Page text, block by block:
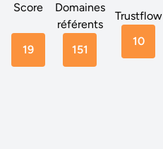
Score
19
Domaines
référents
151
Trustflow
10